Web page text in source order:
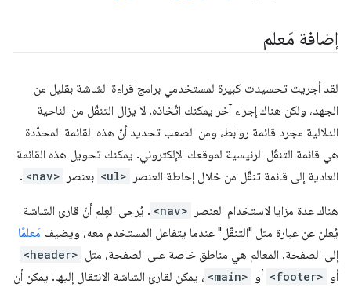
إضافة مَعلم
لقد أجريت تحسينات كبيرة لمستخدمي برامج قراءة الشاشة بقليل من
الجهد، ولكن هناك إجراء آخر يمكنك اتّخاذه. لا يزال التنقّل من الناحية
الدلالية مجرد قائمة روابط، ومن الصعب تحديد أنّ هذه القائمة المحدّدة
هي قائمة التنقّل الرئيسية لموقعك الإلكتروني. يمكنك تحويل هذه القائمة
العادية إلى قائمة تنقّل من خلال إحاطة العنصر
<ul> بعنصر <nav>
.
هناك عدة مزايا لاستخدام العنصر <nav> . يُرجى العِلم أنّ قارئ الشاشة
يُعلن عن عبارة مثل "التنقّل" عندما يتفاعل المستخدم معه، ويضيف مَعلمًا
إلى الصفحة. المعالم هي مناطق خاصة على الصفحة، مثل <header>
أو <footer> أو <main> ، يمكن لقارئ الشاشة الانتقال إليها. يمكن أن